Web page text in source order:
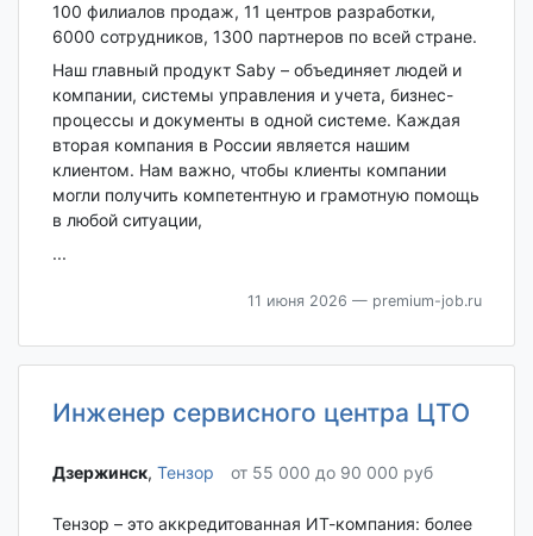
100 филиалов продаж, 11 центров разработки,
6000 сотрудников, 1300 партнеров по всей стране.
Наш главный продукт Saby – объединяет людей и
компании, системы управления и учета, бизнес-
процессы и документы в одной системе. Каждая
вторая компания в России является нашим
клиентом. Нам важно, чтобы клиенты компании
могли получить компетентную и грамотную помощь
в любой ситуации,
...
11 июня 2026 — premium-job.ru
Инженер сервисного центра ЦТО
Дзержинск‎, Тензор от 55 000 до 90 000 руб
Тензор – это аккредитованная ИТ-компания: более